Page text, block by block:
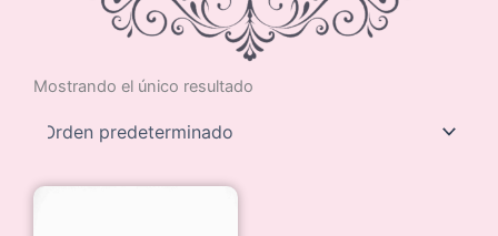
Mostrando el único resultado